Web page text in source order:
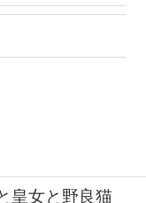
皇女と野良猫